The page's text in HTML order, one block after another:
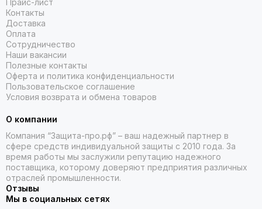
Прайс-лист
Контакты
Доставка
Оплата
Сотрудничество
Наши вакансии
Полезные контакты
Оферта и политика конфиденциальности
Пользовательское соглашение
Условия возврата и обмена товаров
О компании
Компания “Защита-про.рф” – ваш надежный партнер в
сфере средств индивидуальной защиты с 2010 года. За
время работы мы заслужили репутацию надежного
поставщика, которому доверяют предприятия различных
отраслей промышленности.
Отзывы
Мы в социальных сетях